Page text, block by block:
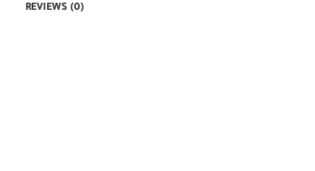
REVIEWS (0)